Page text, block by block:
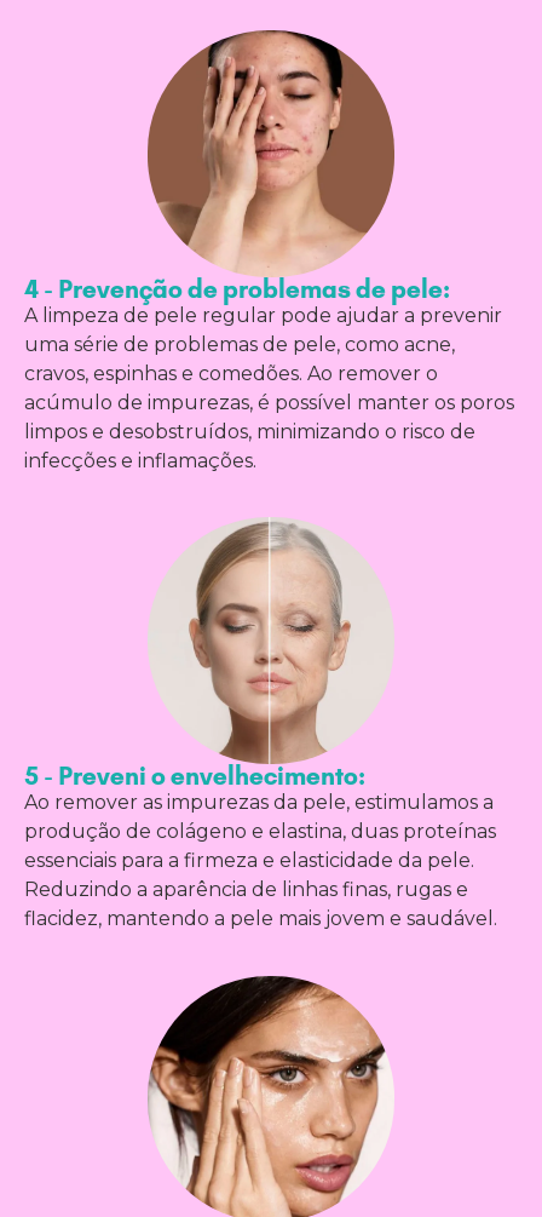
4 - Prevenção de problemas de pele:
A limpeza de pele regular pode ajudar a prevenir
uma série de problemas de pele, como acne,
cravos, espinhas e comedões. Ao remover o
acúmulo de impurezas, é possível manter os poros
limpos e desobstruídos, minimizando o risco de
infecções e inflamações.
5 - Preveni o envelhecimento:
Ao remover as impurezas da pele, estimulamos a
produção de colágeno e elastina, duas proteínas
essenciais para a firmeza e elasticidade da pele.
Reduzindo a aparência de linhas finas, rugas e
flacidez, mantendo a pele mais jovem e saudável.